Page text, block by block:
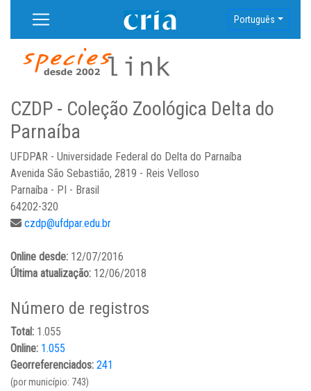
Português
CZDP - Coleção Zoológica Delta do
Parnaíba
UFDPAR - Universidade Federal do Delta do Parnaíba
Avenida São Sebastião, 2819 - Reis Velloso
Parnaíba - PI - Brasil
64202-320
czdp@ufdpar.edu.br
Online desde: 12/07/2016
Última atualização: 12/06/2018
Número de registros
Total: 1.055
Online: 1.055
Georreferenciados: 241
(por município: 743)